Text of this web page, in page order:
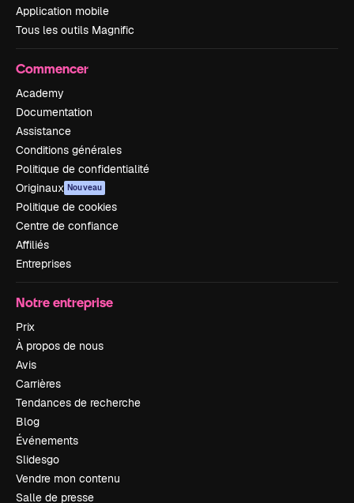
Application mobile
Tous les outils Magnific
Commencer
Academy
Documentation
Assistance
Conditions générales
Politique de confidentialité
Originaux Nouveau
Politique de cookies
Centre de confiance
Affiliés
Entreprises
Notre entreprise
Prix
À propos de nous
Avis
Carrières
Tendances de recherche
Blog
Événements
Slidesgo
Vendre mon contenu
Salle de presse